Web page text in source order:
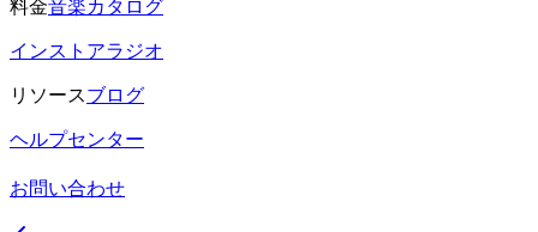
料金音楽カタログ
インストアラジオ
リソースブログ
ヘルプセンター
お問い合わせ